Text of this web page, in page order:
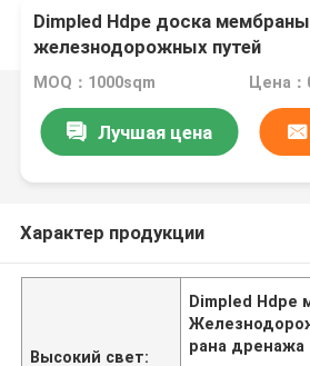
Dimpled Hdpe доска
железнодорожных путей
MOQ：1000sqm
Лучшая цена
Характер продукции
Высокий свет:
Dimpled Hdpe
рана дренажа